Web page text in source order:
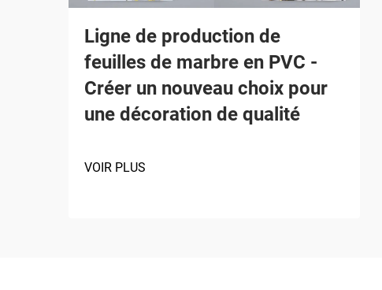
Ligne de production de
feuilles de marbre en PVC -
Créer un nouveau choix pour
une décoration de qualité
VOIR PLUS